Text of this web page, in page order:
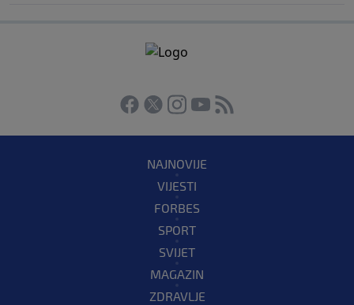
NAJNOVIJE
VIJESTI
FORBES
SPORT
SVIJET
MAGAZIN
ZDRAVLJE